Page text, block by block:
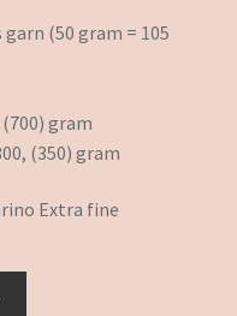
(50 gram = 105
gram
(350) gram
Extra fine